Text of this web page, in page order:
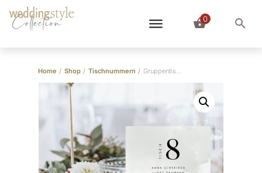
Collection 0
Home / Shop / Tischnummern / Gruppentischkarten Dusty Green